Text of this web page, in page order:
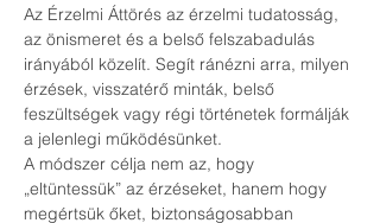
Az Érzelmi Áttörés az érzelmi tudatosság,
az önismeret és a belső felszabadulás
irányából közelít. Segít ránézni arra, milyen
érzések, visszatérő minták, belső
feszültségek vagy régi történetek formálják
a jelenlegi működésünket.
A módszer célja nem az, hogy
„eltüntessük” az érzéseket, hanem hogy
megértsük őket, biztonságosabban